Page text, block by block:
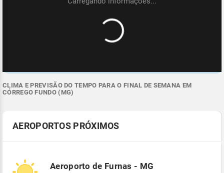
CLIMA E PREVISÃO DO TEMPO PARA O FINAL DE SEMANA EM
CÓRREGO FUNDO (MG)
AEROPORTOS PRÓXIMOS
Aeroporto de Furnas - MG